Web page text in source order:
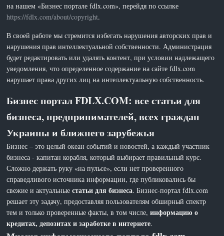
на нашем «Бизнес портале fdlx.com», перейдя по ссылке
https://fdlx.com/about/copyright.
В своей работе мы стремится избегать нарушения авторских прав и
нарушения прав интеллектуальной собственности. Администрация
будет редактировать или удалять контент, при условии надлежащего
уведомления, что определенное содержание на сайте fdlx.com
нарушает права других лиц на интеллектуальную собственность.
Бизнес портал FDLX.COM: все статьи для
бизнеса, предпринимателей, всех граждан
Украины и ближнего зарубежья
Бизнес – это целый океан событий и новостей, а каждый участник
бизнеса - капитан корабля, который выбирает правильный курс.
Сложно держать руку «на пульсе», если нет проверенного
справедливого источника информации, где публиковались бы
свежие и актуальныестатьи для бизнеса. Бизнес-портал fdlx.com
решает эту задачу, предоставляя пользователям обширный спектр
тем и только проверенные факты, в том числе,информацию о
кредитах, депозитах и заработке в интернете.